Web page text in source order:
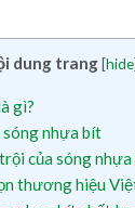
dung trang [hide
gì?
sóng nhựa bít
của sóng
thương hiệu